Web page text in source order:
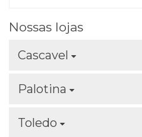
Nossas lojas
Cascavel
Palotina
Toledo